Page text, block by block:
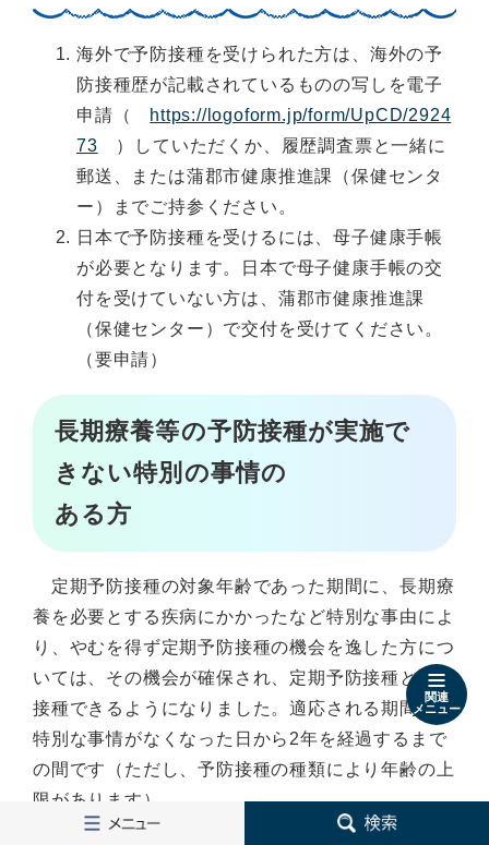
関連
メニュー
海外で予防接種を受けられた方は、海外の予
防接種歴が記載されているものの写しを電子
申請（
https://logoform.jp/form/UpCD/2924
73 ）していただくか、履歴調査票と一緒に
郵送、または蒲郡市健康推進課（保健センタ
ー）までご持参ください。
日本で予防接種を受けるには、母子健康手帳
が必要となります。日本で母子健康手帳の交
付を受けていない方は、蒲郡市健康推進課
（保健センター）で交付を受けてください。
（要申請）
長期療養等の予防接種が実施で
きない特別の事情の
ある方
定期予防接種の対象年齢であった期間に、長期療
養を必要とする疾病にかかったなど特別な事由によ
り、やむを得ず定期予防接種の機会を逸した方につ
いては、その機会が確保され、定期予防接種として
接種できるようになりました。適応される期間は、
特別な事情がなくなった日から2年を経過するまで
の間です（ただし、予防接種の種類により年齢の上
限があります）。